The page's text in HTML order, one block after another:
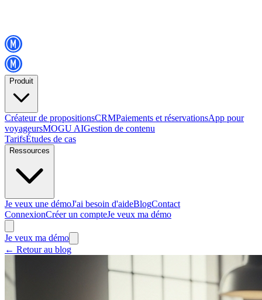
Produit
Créateur de propositionsCRMPaiements et réservationsApp pour
voyageursMOGU AIGestion de contenu
TarifsÉtudes de cas
Ressources
Je veux une démoJ'ai besoin d'aideBlogContact
ConnexionCréer un compteJe veux ma démo
Je veux ma démo
← Retour au blog